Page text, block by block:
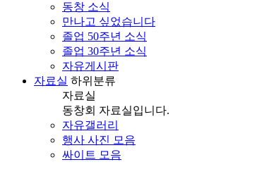
동창 소식
만나고 싶었습니다
졸업 50주년 소식
졸업 30주년 소식
자유게시판
자료실 하위분류
자료실
동창회 자료실입니다.
자유갤러리
행사 사진 모음
싸이트 모음